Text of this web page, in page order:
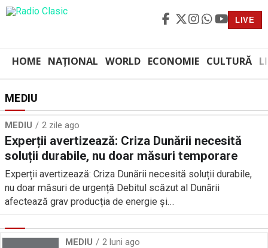
LIVE
HOME NAȚIONAL WORLD ECONOMIE CULTURĂ
MEDIU
MEDIU 2 zile ago
Experții avertizează: Criza Dunării necesită
soluții durabile, nu doar măsuri temporare
Experții avertizează: Criza Dunării necesită soluții durabile,
nu doar măsuri de urgență Debitul scăzut al Dunării
afectează grav producția de energie și...
MEDIU 2 luni ago